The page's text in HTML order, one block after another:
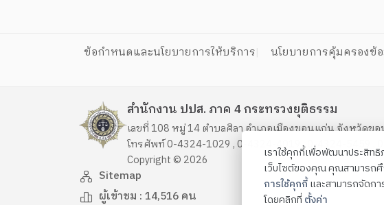
ข้อกำหนดและนโยบายการให้บริการ นโยบายการคุ้มครองข้
สำนักงาน ปปส. ภาค 4 กระทรวงยุติธรรม
เลขที่ 108 หมู่ 14 ตำบลศิลา อำเภอเมืองขอนแก่น จังหวัดข
โทรศัพท์ 0-4324-1029 , 0-4324-4019 , 0-4324-5459 ,
Copyright © 2026
Sitemap
ผู้เข้าชม :14,516 คน
เราใช้คุกกี้เพื่อพัฒนาประสิท
เว็บไซต์ของคุณ คุณสามารถศึ
การใช้คุกกี้และสามารถจัดก
โดยคลิกที่ ตั้งค่า